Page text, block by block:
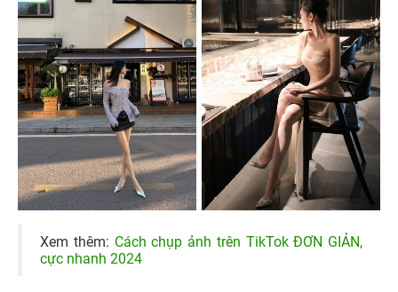
Xem thêm: Cách chụp ảnh trên TikTok ĐƠN GIẢN,
cực nhanh 2024